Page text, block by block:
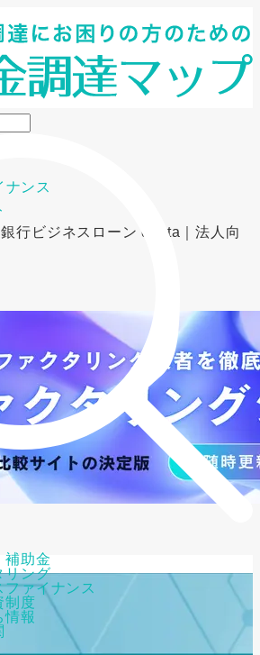
補助金
リング
ファイナンス
制度
情報
ナンス
行ビジネスローン dayta｜法人向